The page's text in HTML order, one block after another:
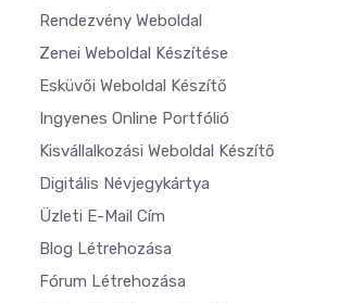
Rendezvény Weboldal
Zenei Weboldal Készítése
Esküvői Weboldal Készítő
Ingyenes Online Portfólió
Kisvállalkozási Weboldal Készítő
Digitális Névjegykártya
Üzleti E-Mail Cím
Blog Létrehozása
Fórum Létrehozása